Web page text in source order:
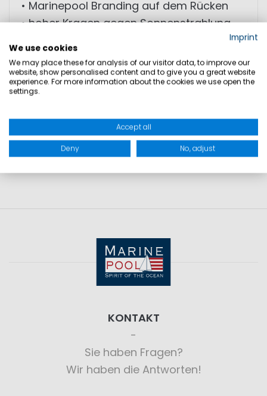
• Marinepool Branding auf dem Rücken
• hoher Kragen gegen Sonnenstrahlung
• elastisches Material
• hoher Tragekomfort
PRODUKTSICHERHEIT
KONTAKT
Sie haben Fragen?
Wir haben die Antworten!
Imprint
We use cookies
We may place these for analysis of our visitor data, to improve our
website, show personalised content and to give you a great website
experience. For more information about the cookies we use open the
settings.
Accept all
Deny No, adjust